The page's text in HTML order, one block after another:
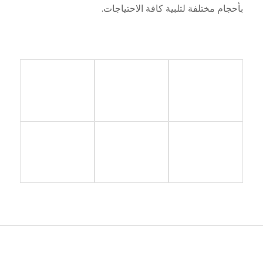
بأحجام مختلفة لتلبية كافة الاحتياجات.